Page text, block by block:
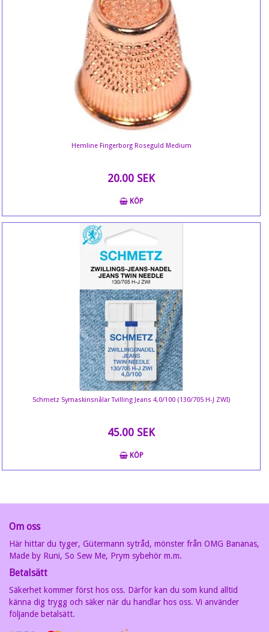
Hemline Fingerborg Roseguld Medium
20.00 SEK
KÖP
Schmetz Symaskinsnålar Tvilling Jeans 4,0/100 (130/705 H-J ZWI)
45.00 SEK
KÖP
Om oss
Här hittar du tyger, Gütermann sytråd, mönster från OMG Bananas,
Made by Runi, So Sew Me, Prym sybehör m.m.
Betalsätt
Säkerhet kommer först hos oss. Därför kan du som kund alltid
känna dig trygg och säker när du handlar hos oss. Vi använder
följande betalsätt.